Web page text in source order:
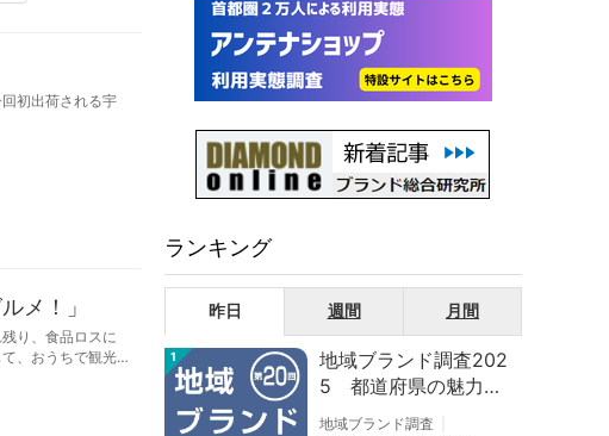
初出荷される宇
メ！」
り、食品ロスに
、おうちで観光
ランキング
昨日 週間 月間
1
地域ブランド調査202
5 都道府県の魅力度
等調査結果
地域ブランド調査